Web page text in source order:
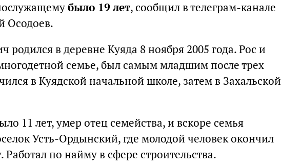
было 19 лет, сообщил в телеграм-канале
Осодоев.
родился в деревне Куяда 8 ноября 2005 года. Рос и
семье, был самым младшим после трех
в Куядской начальной школе, затем в Захальской
11 лет, умер отец семейства, и вскоре семья
Усть-Ордынский, где молодой человек окончил
по найму в сфере строительства.